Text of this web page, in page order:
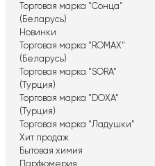
Торговая марка "Сонца"
(Беларусь)
Новинки
Торговая марка "ROMAX"
(Беларусь)
Торговая марка "SORA"
(Турция)
Торговая марка "DOXA"
(Турция)
Торговая марка "Ладушки"
Хит продаж
Бытовая химия
Парфюмерия